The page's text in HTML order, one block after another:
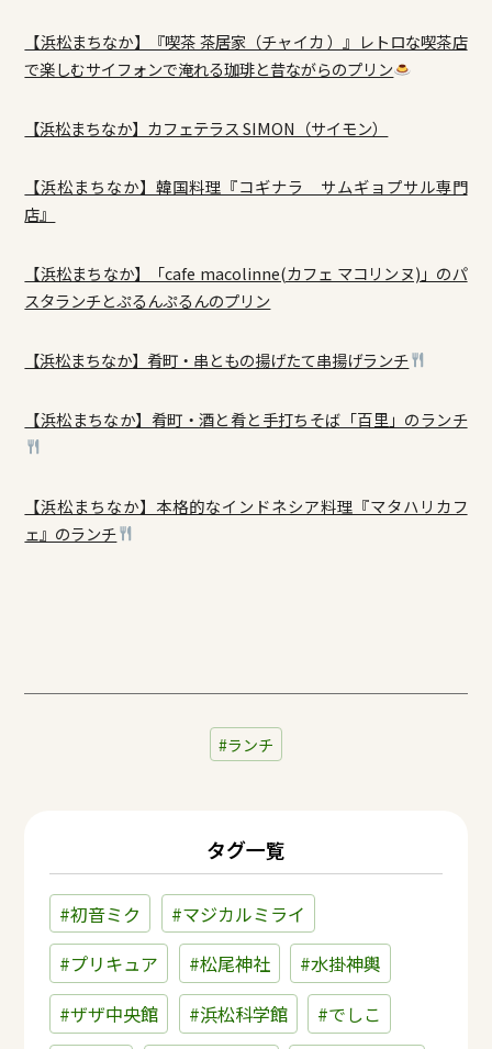
【浜松まちなか】『喫茶 茶居家（チャイカ ）』レトロな喫茶店
で楽しむサイフォンで淹れる珈琲と昔ながらのプリン
【浜松まちなか】カフェテラス SIMON（サイモン）
【浜松まちなか】韓国料理『コギナラ サムギョプサル専門
店』
【浜松まちなか】「cafe macolinne(カフェ マコリンヌ)」のパ
スタランチとぷるんぷるんのプリン
【浜松まちなか】肴町・串ともの揚げたて串揚げランチ
【浜松まちなか】肴町・酒と肴と手打ちそば「百里」のランチ
【浜松まちなか】本格的なインドネシア料理『マタハリカフ
ェ』のランチ
ランチ
タグ一覧
#初音ミク
#マジカルミライ
#プリキュア
#松尾神社
#水掛神輿
#ザザ中央館
#浜松科学館
#でしこ